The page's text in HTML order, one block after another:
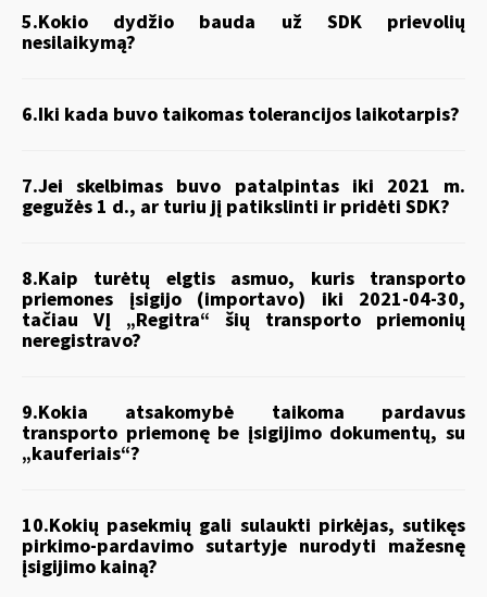
5.Kokio dydžio bauda už SDK prievolių
nesilaikymą?
6.Iki kada buvo taikomas tolerancijos laikotarpis?
7.Jei skelbimas buvo patalpintas iki 2021 m.
gegužės 1 d., ar turiu jį patikslinti ir pridėti SDK?
8.Kaip turėtų elgtis asmuo, kuris transporto
priemones įsigijo (importavo) iki 2021-04-30,
tačiau VĮ „Regitra“ šių transporto priemonių
neregistravo?
9.Kokia atsakomybė taikoma pardavus
transporto priemonę be įsigijimo dokumentų, su
„kauferiais“?
10.Kokių pasekmių gali sulaukti pirkėjas, sutikęs
pirkimo-pardavimo sutartyje nurodyti mažesnę
įsigijimo kainą?